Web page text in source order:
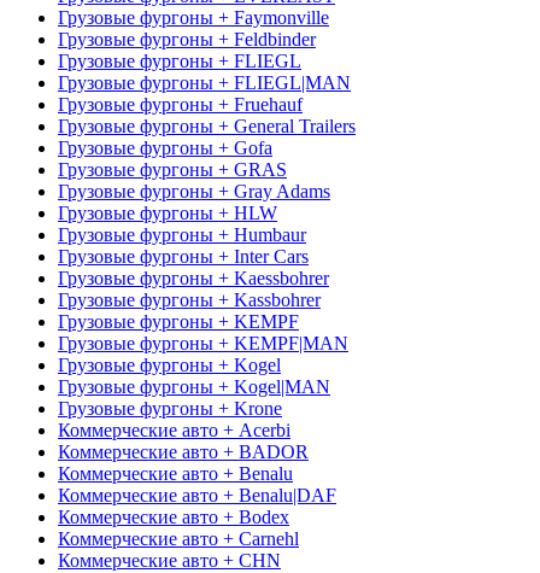
Грузовые фургоны + Faymonville
Грузовые фургоны + Feldbinder
Грузовые фургоны + FLIEGL
Грузовые фургоны + FLIEGL|MAN
Грузовые фургоны + Fruehauf
Грузовые фургоны + General Trailers
Грузовые фургоны + Gofa
Грузовые фургоны + GRAS
Грузовые фургоны + Gray Adams
Грузовые фургоны + HLW
Грузовые фургоны + Humbaur
Грузовые фургоны + Inter Cars
Грузовые фургоны + Kaessbohrer
Грузовые фургоны + Kassbohrer
Грузовые фургоны + KEMPF
Грузовые фургоны + KEMPF|MAN
Грузовые фургоны + Kogel
Грузовые фургоны + Kogel|MAN
Грузовые фургоны + Krone
Коммерческие авто + Acerbi
Коммерческие авто + BADOR
Коммерческие авто + Benalu
Коммерческие авто + Benalu|DAF
Коммерческие авто + Bodex
Коммерческие авто + Carnehl
Коммерческие авто + CHN